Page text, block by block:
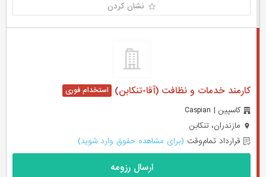
نشان کردن
کارمند خدمات و نظافت (آقا-تنکابن)
کاسپین | Caspian
مازندران، تنکابن
قرارداد تمام‌وقت (برای مشاهده حقوق وارد شوید)
ارسال رزومه